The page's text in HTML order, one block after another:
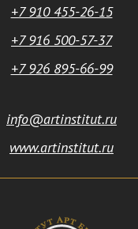
+7 910 455-26-15
+7 916 500-57-37
+7 926 895-66-99
info@artinstitut.ru
www.artinstitut.ru